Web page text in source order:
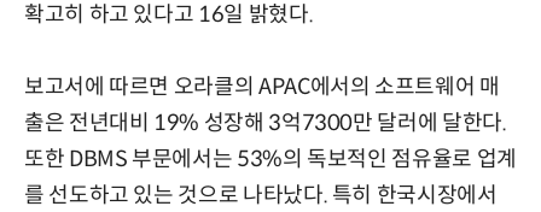
확고히 하고 있다고 16일 밝혔다.
보고서에 따르면 오라클의 APAC에서의 소프트웨어 매
출은 전년대비 19% 성장해 3억7300만 달러에 달한다.
또한 DBMS 부문에서는 53%의 독보적인 점유율로 업계
를 선도하고 있는 것으로 나타났다. 특히 한국시장에서